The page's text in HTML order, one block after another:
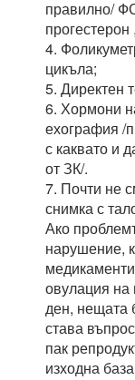
правилно/
4.
цикъла;
5. Директен
6. Хормони
ехография /
с каквато и
от ЗК/.
7. Почти не
снимка с
Ако
нарушение,
овулация на
ден, нещата
става
пак
изходна